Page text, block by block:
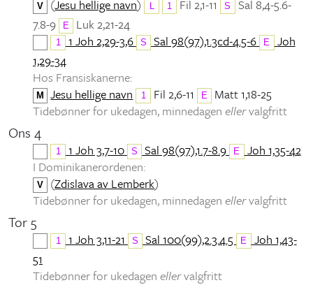
V (Jesu hellige navn) L 1 Fil 2,1-11 S Sal 8,4-5.6-
7.8-9
E Luk 2,21-24
1 1 Joh 2,29-3,6 S Sal 98(97),1.3cd-4.5-6 E Joh
1,29-34
Hos Fransiskanerne:
M Jesu hellige navn 1 Fil 2,6-11 E
Matt 1,18-25
Tidebønner for ukedagen, minnedagen ellervalgfritt
Ons 4
1 1 Joh 3,7-10 S Sal 98(97),1.7-8.9 E Joh 1,35-42
I Dominikanerordenen:
V (Zdislava av Lemberk)
Tidebønner for ukedagen, minnedagen ellervalgfritt
Tor 5
1 1 Joh 3,11-21 S Sal 100(99),2.3.4.5 E Joh 1,43-
51
Tidebønner for ukedagen ellervalgfritt